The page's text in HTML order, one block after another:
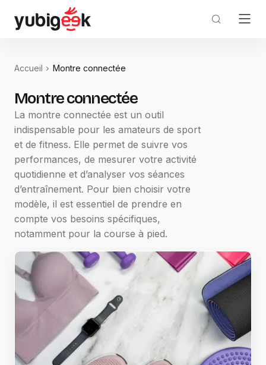
Accueil Montre connectée
Montre connectée
La montre connectée est un outil
indispensable pour les amateurs de sport
et de fitness. Elle permet de suivre vos
performances, de mesurer votre activité
quotidienne et d’analyser vos séances
d’entraînement. Pour bien choisir votre
modèle, il est essentiel de prendre en
compte vos besoins spécifiques,
notamment pour la course à pied.